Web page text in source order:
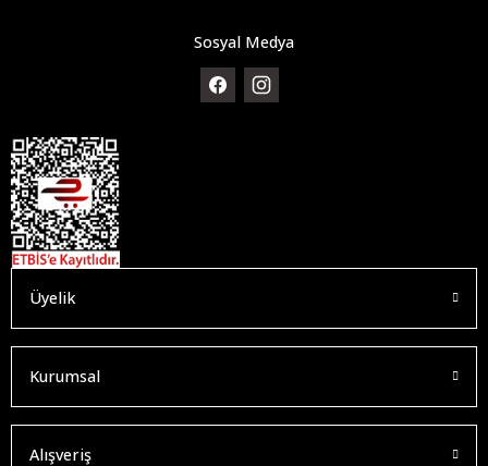
Sosyal Medya
Üyelik
Kurumsal
Alışveriş